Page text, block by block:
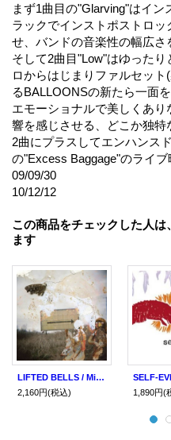
まず1曲目の"Glarving"はイ
ラックでインストポストロ
せ、バンドの音楽性の幅広さ
そして2曲目"Low"はゆった
ロからはじまりファルセッ
るBALLOONSの新たら一面を
エモーショナルで美しくあ
響を感じさせる、どこか独特
2曲にプラスしてエンハンス
の"Excess Baggage"のライ
09/09/30
10/12/12
この商品をチェックした人
ます
LIFTED BELLS / Minor tantrums (2cd) Stiff slack
2,160円(税込)
1,890円(